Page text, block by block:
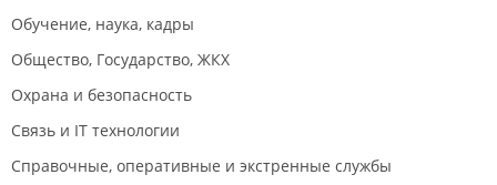
Обучение, наука, кадры
Общество, Государство, ЖКХ
Охрана и безопасность
Связь и IT технологии
Справочные, оперативные и экстренные службы